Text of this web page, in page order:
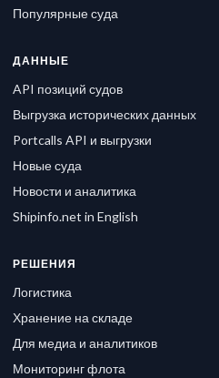
Популярные суда
ДАННЫЕ
API позиций судов
Выгрузка исторических данных
Portcalls API и выгрузки
Новые суда
Новости и аналитика
Shipinfo.net in English
РЕШЕНИЯ
Логистика
Хранение на складе
Для медиа и аналитиков
Мониторинг флота